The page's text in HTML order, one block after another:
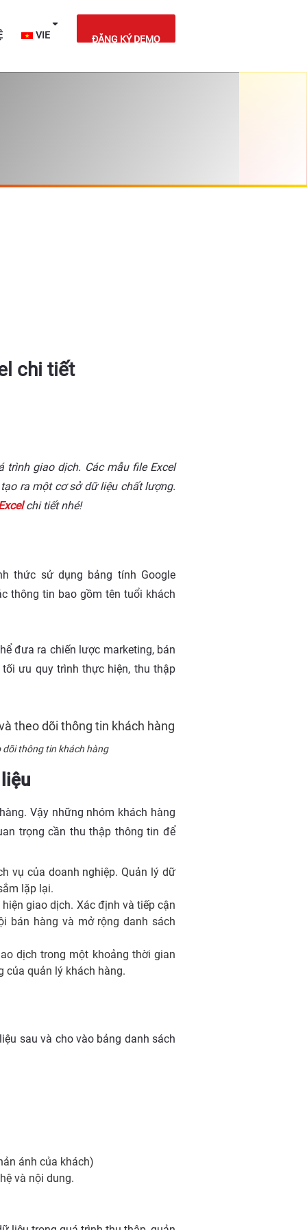
NAM LIÊN HỆ VIE
chi tiết
giao dịch. Các mẫu file Excel
ra một cơ sở dữ liệu chất lượng.
chi tiết nhé!
thức sử dụng bảng tính Google
thông tin bao gồm tên tuổi khách
đưa ra chiến lược marketing, bán
ưu quy trình thực hiện, thu thập
dõi thông tin khách hàng
Vậy những nhóm khách hàng
trọng cần thu thập thông tin để
vụ của doanh nghiệp. Quản lý dữ
lặp lại.
giao dịch. Xác định và tiếp cận
bán hàng và mở rộng danh sách
dịch trong một khoảng thời gian
của quản lý khách hàng.
sau và cho vào bảng danh sách
ánh của khách)
và nội dung.